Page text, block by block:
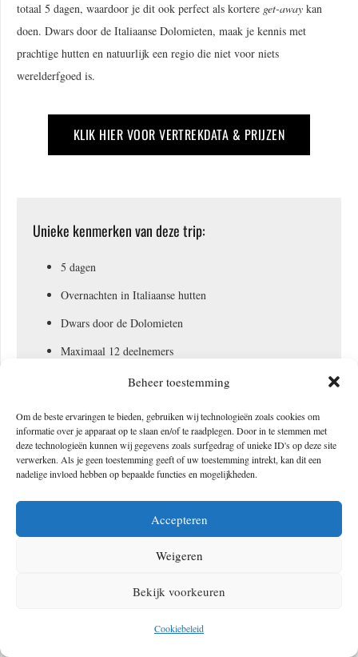
Beheer toestemming
Om de beste ervaringen te bieden, gebruiken wij technologieën zoals cookies om
informatie over je apparaat op te slaan en/of te raadplegen. Door in te stemmen met
deze technologieën kunnen wij gegevens zoals surfgedrag of unieke ID's op deze site
verwerken. Als je geen toestemming geeft of uw toestemming intrekt, kan dit een
nadelige invloed hebben op bepaalde functies en mogelijkheden.
Accepteren
Weigeren
Bekijk voorkeuren
Cookiebeleid
totaal 5 dagen, waardoor je dit ook perfect als kortere get-away kan
doen. Dwars door de Italiaanse Dolomieten, maak je kennis met
prachtige hutten en natuurlijk een regio die niet voor niets
werelderfgoed is.
KLIK HIER VOOR VERTREKDATA & PRIJZEN
Unieke kenmerken van deze trip:
5 dagen
Overnachten in Italiaanse hutten
Dwars door de Dolomieten
Maximaal 12 deelnemers
Wandelingen rond de 10 kilometer en 1000 hoogtemeters
Gemiddeld in zwaarte en iets minder comfort
Boek jouw trip naar de Dolomieten hier